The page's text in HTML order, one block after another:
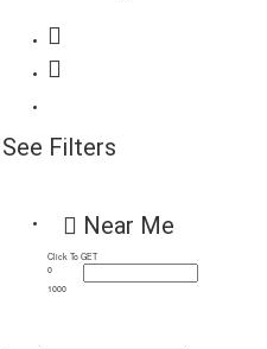
See Filters
Near Me
Click To GET
0
1000